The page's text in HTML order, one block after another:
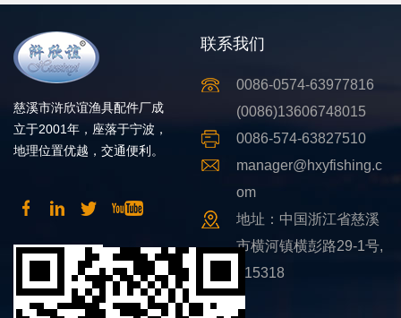
慈溪市浒欣谊渔具配件厂成
立于2001年，座落于宁波，
地理位置优越，交通便利。
联系我们
0086-0574-63977816
(0086)13606748015
0086-574-63827510
manager@hxyfishing.c
om
地址：中国浙江省慈溪
市横河镇横彭路29-1号,
315318